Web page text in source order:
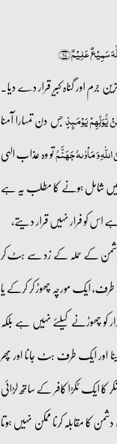
عَلِیۡمٌ﴿۱۷﴾
جرم اور گناہ کبیر قرار دے دیا۔
یُّوَلِّہِمۡ یَوۡمَئِذٍجس دن تمہارا آمنا
وَ مَاۡوٰىہُ جَہَنَّمُتو وہ عذاب الہی
شامل ہونے کا مطلب یہ ہے
کو فرار نہیں قرار دیتے،
کے حملہ کے زد سے ہٹ کر
ایک مورچہ چھوڑ کر کرکے یا
چھوڑنے کیلئے نہیں ہے بلکہ
اور ایک طرف ہٹ جانا اور پھر
کا ایک ٹکڑا کافر کے ساتھ لڑائی
کا مقابلہ کرنا ممکن نہیں ہوتا